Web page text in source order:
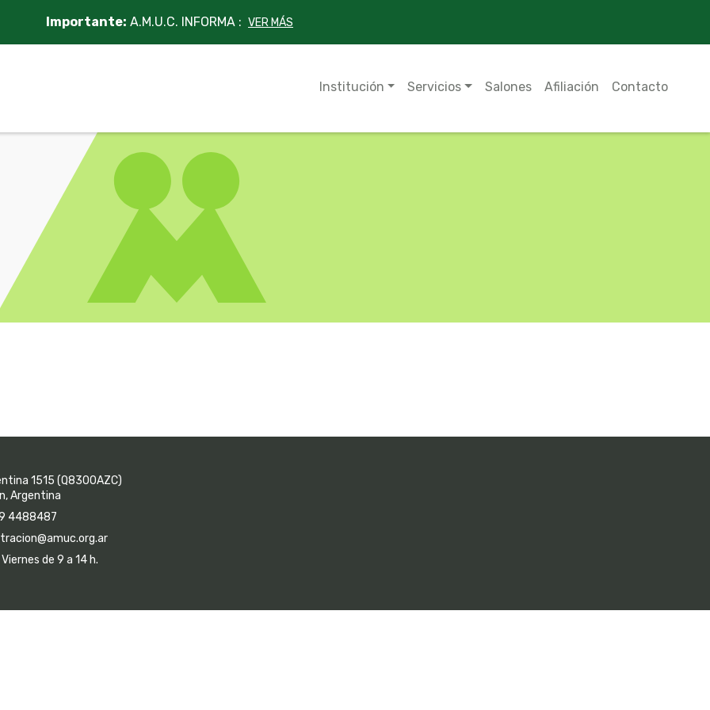
Importante: A.M.U.C. INFORMA : VER MÁS
Institución Servicios Salones Afiliación Contacto
1515 (Q8300AZC)
Argentina
4488487
de 9 a 14 h.